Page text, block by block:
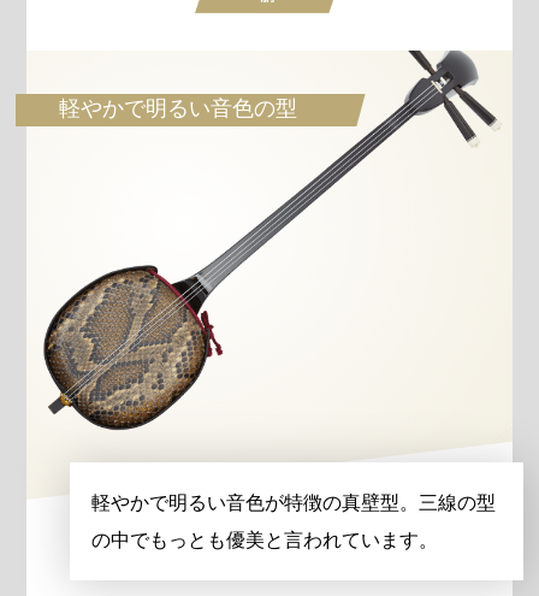
軽やかで明るい音色の型
軽やかで明るい音色が特徴の真壁型。三線の型
の中でもっとも優美と言われています。